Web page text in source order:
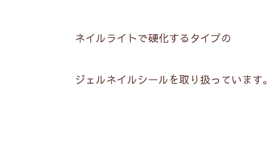
ネイルライトで硬化するタイプの
ジェルネイルシールを取り扱っています。